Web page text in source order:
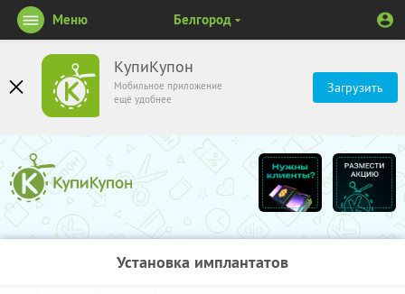
КупиКупон
Мобильное приложение
ещё удобнее
Загрузить
Меню Белгород
Установка имплантатов